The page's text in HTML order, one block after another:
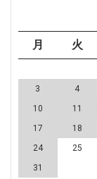
月 火
3
4
10
11
17
18
24
25
31